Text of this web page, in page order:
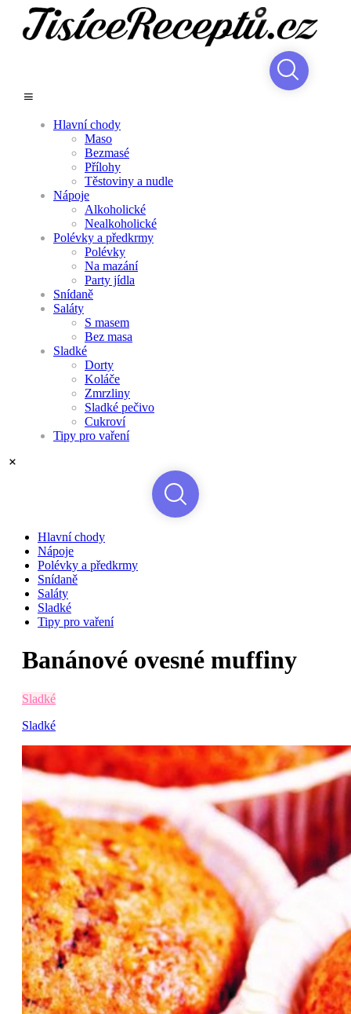
Hlavní chody
Maso
Bezmasé
Přílohy
Těstoviny a nudle
Nápoje
Alkoholické
Nealkoholické
Polévky a předkrmy
Polévky
Na mazání
Party jídla
Snídaně
Saláty
S masem
Bez masa
Sladké
Dorty
Koláče
Zmrzliny
Sladké pečivo
Cukroví
Tipy pro vaření
Hlavní chody
Nápoje
Polévky a předkrmy
Snídaně
Saláty
Sladké
Tipy pro vaření
Banánové ovesné muffiny
Sladké
Sladké